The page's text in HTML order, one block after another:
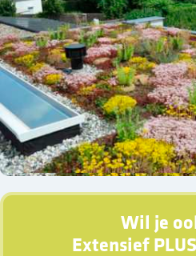
Wil je
Extensief